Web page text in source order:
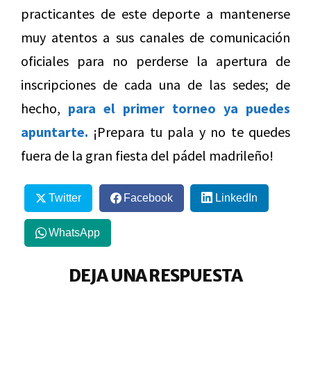
practicantes de este deporte a mantenerse
muy atentos a sus canales de comunicación
oficiales para no perderse la apertura de
inscripciones de cada una de las sedes; de
hecho, para el primer torneo ya puedes
apuntarte. ¡Prepara tu pala y no te quedes
fuera de la gran fiesta del pádel madrileño!
Twitter Facebook LinkedIn
WhatsApp
DEJA UNA RESPUESTA